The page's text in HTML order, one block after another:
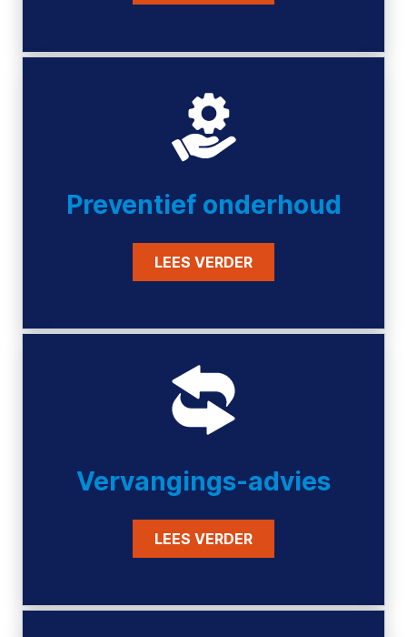
Preventief onderhoud
LEES VERDER
Vervangings-advies
LEES VERDER